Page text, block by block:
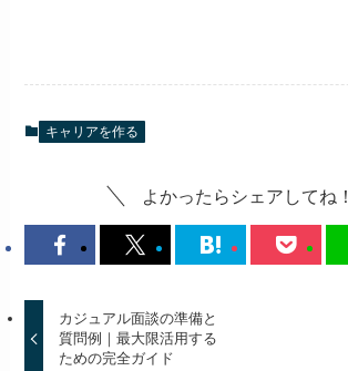
キャリアを作る
よかったらシェアしてね！
カジュアル面談の準備と
質問例｜最大限活用する
ための完全ガイド